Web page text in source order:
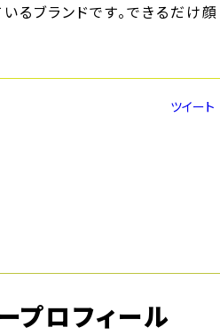
るブランドです。できるだけ顔
ツイート
プロフィール